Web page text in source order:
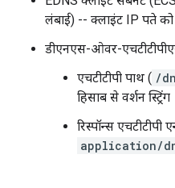
लंबाई) -- क्लाइंट IP पते
डीएनएस-ओवर-
एचटीटीपी पाथ ( /
हिसाब से वर्शन स्ट्रिंग
रिस्पॉन्स एचटीटीपी
application/